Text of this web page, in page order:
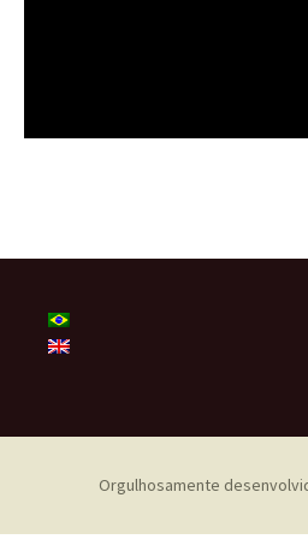
Orgulhosamente